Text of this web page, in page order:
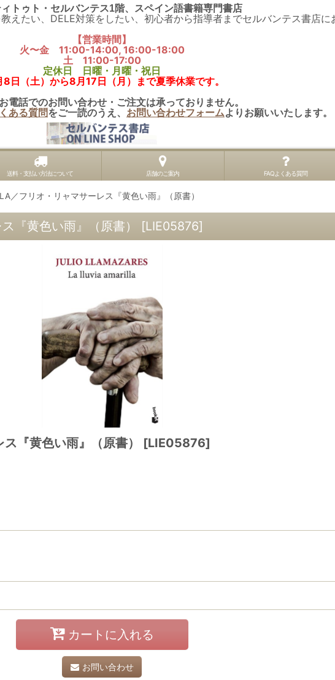
トゥト・セルバンテス1階、スペイン語書籍専門書店
えたい、DELE対策をしたい、初心者から指導者までセルバンテス書店に
【営業時間】
火〜金 11:00-14:00, 16:00-18:00
土 11:00-17:00
定休日 日曜・月曜・祝日
日（土）から8月17日（月）まで夏季休業です。
電話でのお問い合わせ・ご注文は承っておりません。
ある質問をご一読のうえ、 お問い合わせフォームよりお願いいたします。
送料・支払い方法について 店舗のご案内 FAQよくある質問
／フリオ・リャマサーレス『黄色い雨』（原書）
『黄色い雨』（原書） [LIE05876]
『黄色い雨』（原書） [LIE05876]
カートに入れる
お問い合わせ